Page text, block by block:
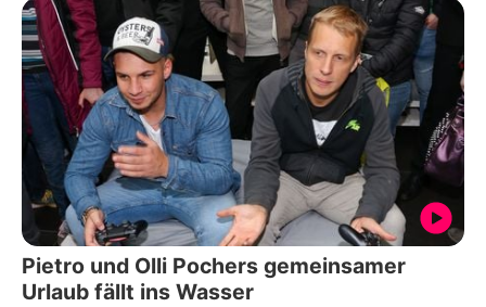
Pietro und Olli Pochers gemeinsamer
Urlaub fällt ins Wasser